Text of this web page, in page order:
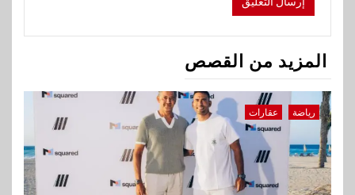
المزيد من القصص
رياضة عقارات